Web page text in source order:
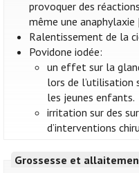
provoquer des
même une anaphylaxie
Ralentissement de la
Povidone iodée:
un effet sur la
lors de l’utilisation
les jeunes enfants.
irritation sur des
d’interventions
Grossesse et